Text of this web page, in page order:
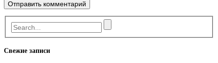
Свежие записи